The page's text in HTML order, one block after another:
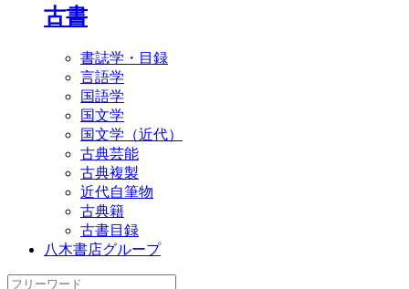
古書
書誌学・目録
言語学
国語学
国文学
国文学（近代）
古典芸能
古典複製
近代自筆物
古典籍
古書目録
八木書店グループ